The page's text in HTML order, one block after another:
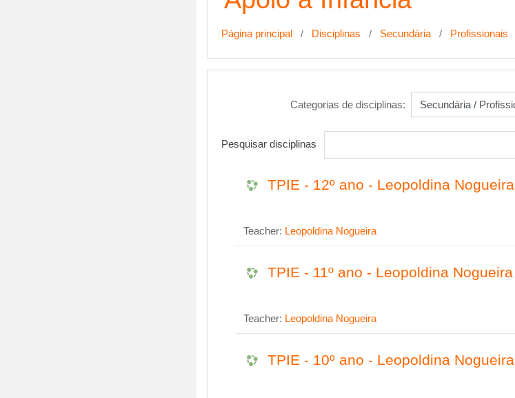
Página principal Disciplinas Secundária Profissionais
Categorias de disciplinas:
Pesquisar disciplinas
TPIE - 12º ano - Leopoldina Nogueira
Teacher: Leopoldina Nogueira
TPIE - 11º ano - Leopoldina Nogueira
Teacher: Leopoldina Nogueira
TPIE - 10º ano - Leopoldina Nogueira